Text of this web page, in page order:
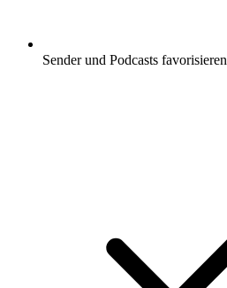
Sender und Podcasts favorisieren